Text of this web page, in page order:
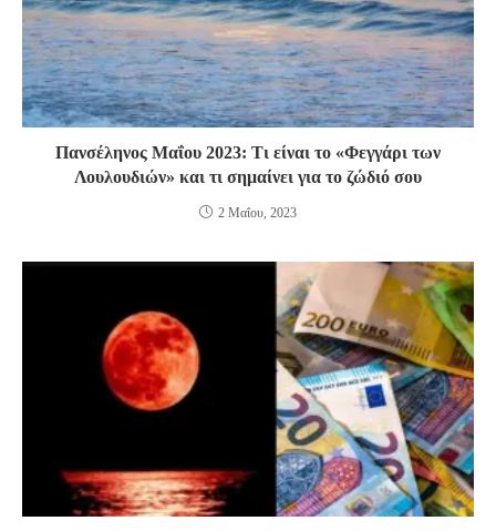
Πανσέληνος Μαΐου 2023: Τι είναι το «Φεγγάρι των
Λουλουδιών» και τι σημαίνει για το ζώδιό σου
2 Μαΐου, 2023